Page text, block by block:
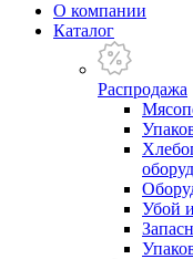
О компании
Каталог
Распродажа
Убой